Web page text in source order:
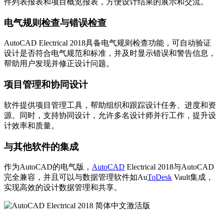
件列表报表和项目概览报表，方便设计结果的展示和交流。
电气规则检查与错误检查
AutoCAD Electrical 2018具备电气规则检查功能，可自动验证
设计是否符合电气规范和标准，并及时显示错误和警告信息，
帮助用户发现并修正设计问题。
项目管理和协同设计
软件提供项目管理工具，帮助组织和跟踪设计任务、进度和资
源。同时，支持协同设计，允许多名设计师并行工作，提升设
计效率和质量。
与其他软件的集成
作为AutoCAD的电气版， AutoCAD Electrical 2018与AutoCAD
完全兼容，并且可以与数据管理软件如AuToDesk Vault集成，
实现高效的设计数据管理和共享。